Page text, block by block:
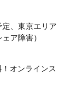
、東京エリア
ア障害）
！オンラインス